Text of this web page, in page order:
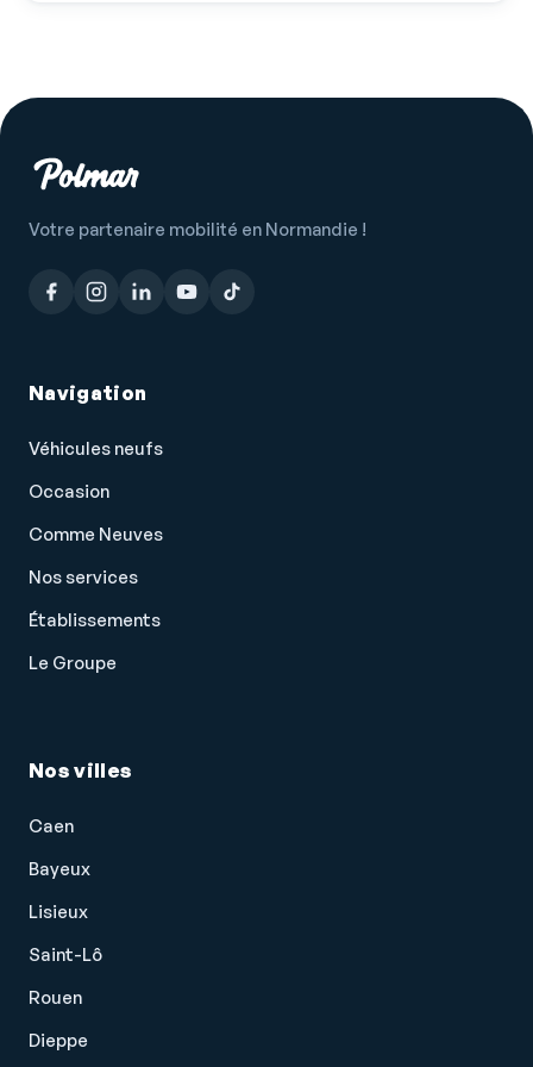
Radio numérique DAB
Régulateur de vitesse
Rétroviseurs électriques
Système avancé de détection d'obstacles
Système d'assistance à la descente
Tablette cache bagages
Témoin de bouclage des ceintures AV
Témoin de perte de pression pneumatique
Température extérieure
Tissu noir
Troisième ceinture de sécurité
Votre partenaire mobilité en Normandie !
Navigation
Véhicules neufs
Occasion
Comme Neuves
Nos services
Établissements
Le Groupe
Nos villes
Caen
Bayeux
Lisieux
Saint-Lô
Rouen
Dieppe